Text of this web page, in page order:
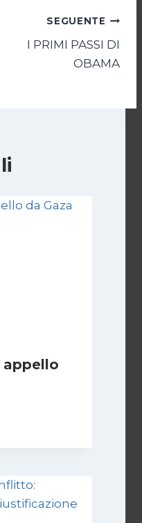
SEGUENTE
I PRIMI PASSI DI
OBAMA
appello